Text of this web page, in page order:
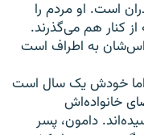
است. او مردم را
کنار هم می‌گذرند.
به اطراف است
اما خودش یک سال است
خانواده‌اش
دامون، پسر